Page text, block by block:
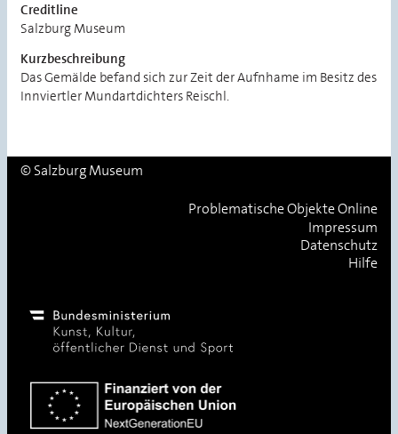
Creditline
Salzburg Museum
Kurzbeschreibung
Das Gemälde befand sich zur Zeit der Aufnhame im Besitz des
Innviertler Mundartdichters Reischl.
© Salzburg Museum
Problematische Objekte Online
Impressum
Datenschutz
Hilfe